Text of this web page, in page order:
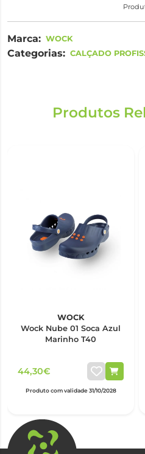
Marca: WOCK
Categorias: CALÇADO
Produtos
WOCK
Wock Nube 01 Soca Azul
Marinho T40
44,30€
Produto com validade 31/10/2028